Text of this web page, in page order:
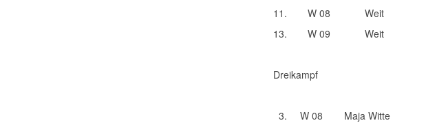
11.
W 08 Weit
13.
W 09 Weit
Dreikampf
3.
W 08 Maja Witte